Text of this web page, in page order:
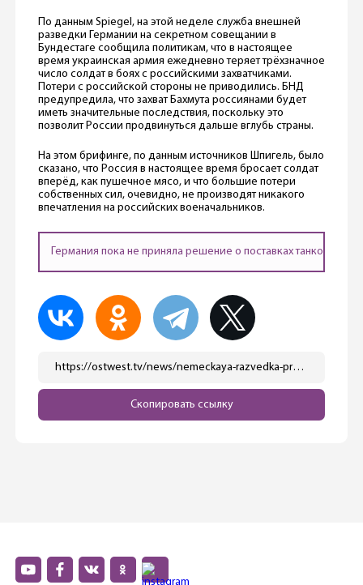
По данным Spiegel, на этой неделе служба внешней
разведки Германии на секретном совещании в
Бундестаге сообщила политикам, что в настоящее
время украинская армия ежедневно теряет трёхзначное
число солдат в боях с российскими захватчиками.
Потери с российской стороны не приводились. БНД
предупредила, что захват Бахмута россиянами будет
иметь значительные последствия, поскольку это
позволит России продвинуться дальше вглубь страны.
На этом брифинге, по данным источников Шпигель, было
сказано, что Россия в настоящее время бросает солдат
вперёд, как пушечное мясо, и что большие потери
собственных сил, очевидно, не производят никакого
впечатления на российских военачальников.
Германия пока не приняла решение о поставках танков
https://ostwest.tv/news/nemeckaya-razvedka-predupredila-o-bolshih-poteryah-vsu-pod-bahmutom/
Скопировать ссылку